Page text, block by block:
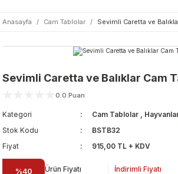
Anasayfa Cam Tablolar Sevimli Caretta ve
Sevimli Caretta ve Balıklar Cam
0.0 Puan
Kategori Cam Tablolar ,
Stok Kodu
BSTB32
Fiyat
915,00 TL + KDV
%40
Ürün Fiyatı İndirimli Fiyatı